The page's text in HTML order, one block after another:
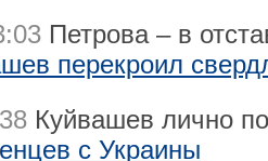
Петрова – в
перекроил
Куйвашев лично
с Украины